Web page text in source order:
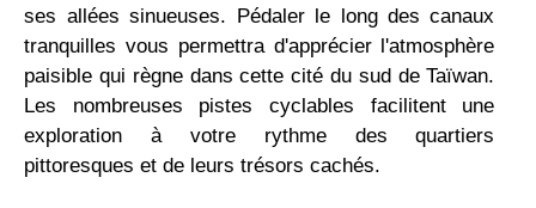
ses allées sinueuses. Pédaler le long des canaux
tranquilles vous permettra d'apprécier l'atmosphère
paisible qui règne dans cette cité du sud de Taïwan.
Les nombreuses pistes cyclables facilitent une
exploration à votre rythme des quartiers
pittoresques et de leurs trésors cachés.